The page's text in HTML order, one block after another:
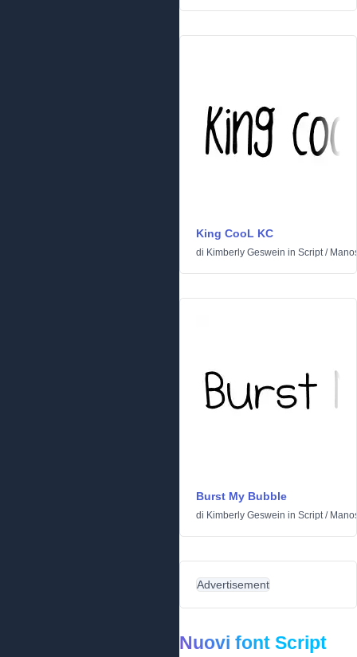
King CooL KC
di Kimberly Geswein in Script/
Burst My Bubble
di Kimberly Geswein in Script/
Advertisement
Nuovi font Script